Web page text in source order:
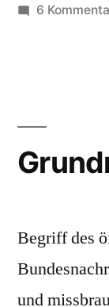
6
Begriff des
und